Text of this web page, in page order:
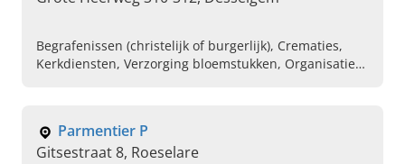
Begrafenissen (christelijk of burgerlijk), Crematies,
Kerkdiensten, Verzorging bloemstukken, Organisatie
Parmentier P
Gitsestraat 8, Roeselare